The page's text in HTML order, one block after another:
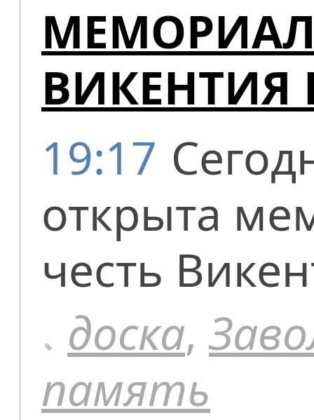
ВИКЕНТИЯ
19:17
открыта
честь
доска,
память